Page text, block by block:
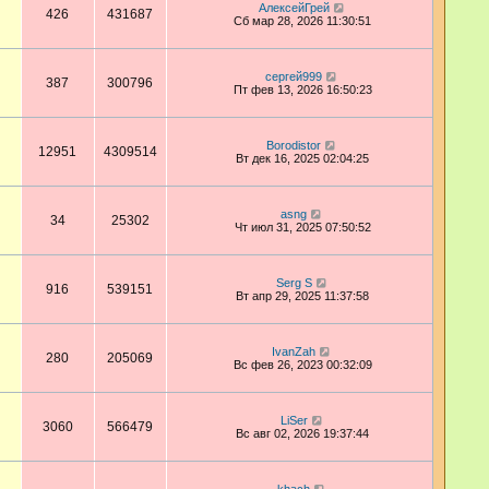
426 431687
АлексейГрей
Сб мар 28, 2026 11:30:51
387 300796
сергей999
Пт фев 13, 2026 16:50:23
12951 4309514
Borodistor
Вт дек 16, 2025 02:04:25
34 25302
asng
Чт июл 31, 2025 07:50:52
916 539151
Serg S
Вт апр 29, 2025 11:37:58
280 205069
IvanZah
Вс фев 26, 2023 00:32:09
3060 566479
LiSer
Вс авг 02, 2026 19:37:44